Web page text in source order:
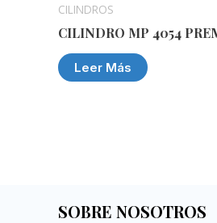
CILINDROS
CILINDRO MP 4054
Leer Más
SOBRE NOSOTROS